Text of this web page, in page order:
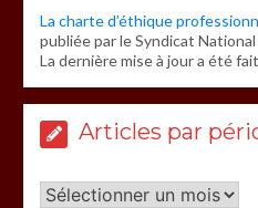
La charte d’éthique
publiée par le Syndicat
La dernière mise à jour a été
Articles par
Articles